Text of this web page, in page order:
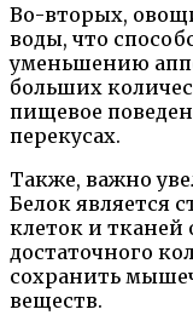
Во-вторых,
воды, что
уменьшению
больших
пищевое
перекусах.
Также, важно
Белок является
клеток и тканей
достаточного
сохранить
веществ.